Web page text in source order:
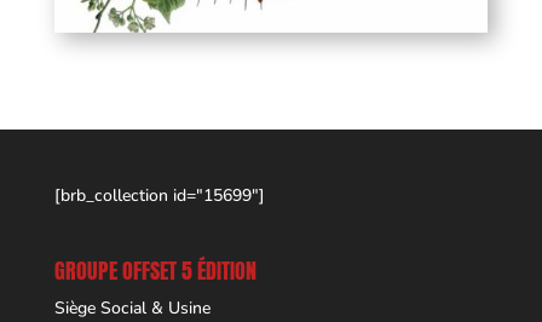
[brb_collection id="15699"]
GROUPE OFFSET 5 ÉDITION
Siège Social & Usine